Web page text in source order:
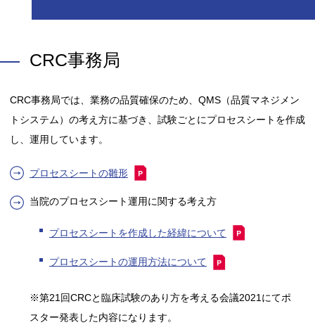
CRC事務局
CRC事務局では、業務の品質確保のため、QMS（品質マネジメン
トシステム）の考え方に基づき、試験ごとにプロセスシートを作成
し、運用しています。
プロセスシートの雛形
当院のプロセスシート運用に関する考え方
プロセスシートを作成した経緯について
プロセスシートの運用方法について
※第21回CRCと臨床試験のあり方を考える会議2021にてポ
スター発表した内容になります。